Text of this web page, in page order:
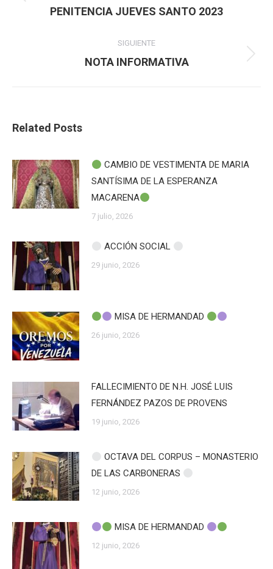
publicaciones
anterior:
PENITENCIA JUEVES SANTO 2023
SIGUIENTE
Publicación
NOTA INFORMATIVA
Related Posts
CAMBIO DE VESTIMENTA DE MARIA
SANTÍSIMA DE LA ESPERANZA
MACARENA
7 julio, 2026
ACCIÓN SOCIAL
29 junio, 2026
MISA DE HERMANDAD
26 junio, 2026
FALLECIMIENTO DE N.H. JOSÉ LUIS
FERNÁNDEZ PAZOS DE PROVENS
19 junio, 2026
OCTAVA DEL CORPUS – MONASTERIO
DE LAS CARBONERAS
12 junio, 2026
MISA DE HERMANDAD
12 junio, 2026